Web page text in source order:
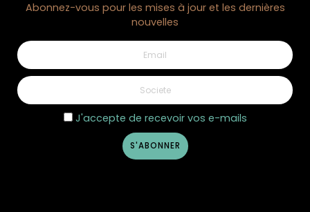
Abonnez-vous pour les mises à jour et les dernières
nouvelles
J'accepte de recevoir vos e-mails